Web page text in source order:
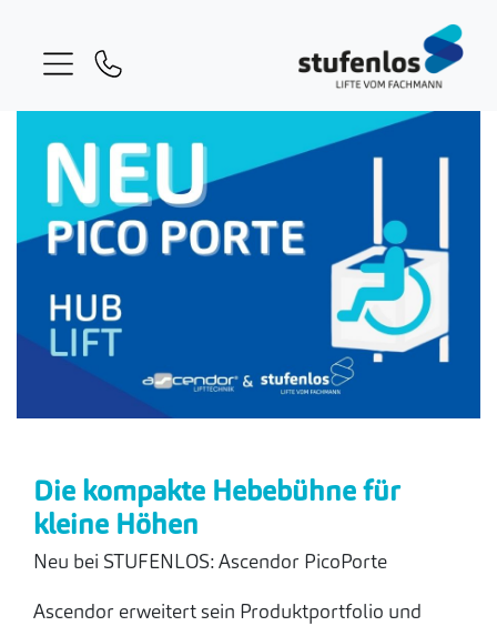
Die kompakte Hebebühne für
kleine Höhen
Neu bei STUFENLOS: Ascendor PicoPorte
Ascendor erweitert sein Produktportfolio und